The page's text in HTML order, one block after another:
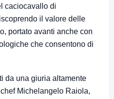
caciocavallo di
il valore delle
portato avanti anche con
che consentono di
da una giuria altamente
Michelangelo Raiola,